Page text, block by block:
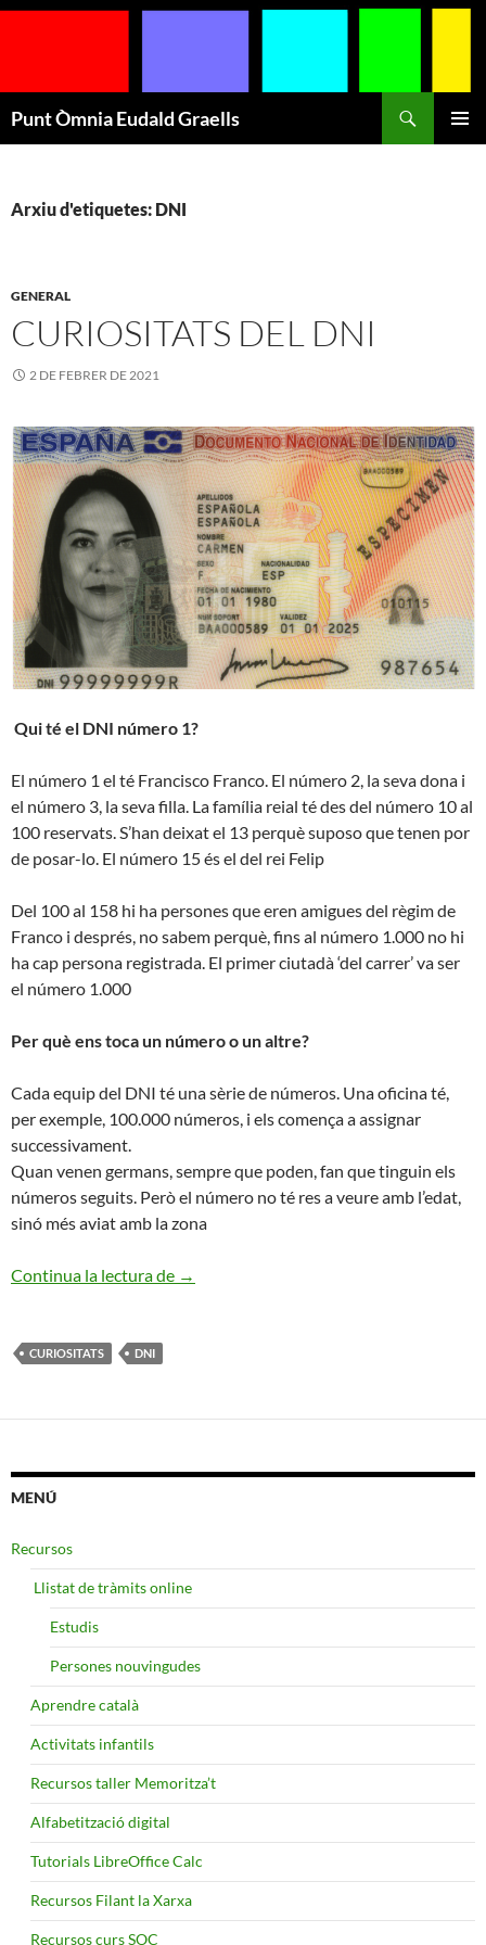
Punt Òmnia Eudald Graells
Arxiu d'etiquetes: DNI
GENERAL
CURIOSITATS DEL DNI
2 DE FEBRER DE 2021
Qui té el DNI número 1?
El número 1 el té Francisco Franco. El número 2, la seva dona i
el número 3, la seva filla. La família reial té des del número 10 al
100 reservats. S’han deixat el 13 perquè suposo que tenen por
de posar-lo. El número 15 és el del rei Felip
Del 100 al 158 hi ha persones que eren amigues del règim de
Franco i després, no sabem perquè, fins al número 1.000 no hi
ha cap persona registrada. El primer ciutadà ‘del carrer’ va ser
el número 1.000
Per què ens toca un número o un altre?
Cada equip del DNI té una sèrie de números. Una oficina té,
per exemple, 100.000 números, i els comença a assignar
successivament.
Quan venen germans, sempre que poden, fan que tinguin els
números seguits. Però el número no té res a veure amb l’edat,
sinó més aviat amb la zona
Continua la lectura de Curiositats del DNI
→
CURIOSITATS DNI
MENÚ
Recursos
​ Llistat de tràmits online
Estudis
Persones nouvingudes
Aprendre català
Activitats infantils
Recursos taller Memoritza’t
Alfabetització digital
Tutorials LibreOffice Calc
Recursos Filant la Xarxa
Recursos curs SOC